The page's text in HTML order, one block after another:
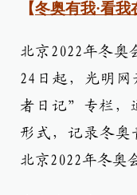
【冬奥有我·看我
北京2022年冬奥
24日起，光明
者日记”专栏，
形式，记录冬奥
北京2022年冬奥